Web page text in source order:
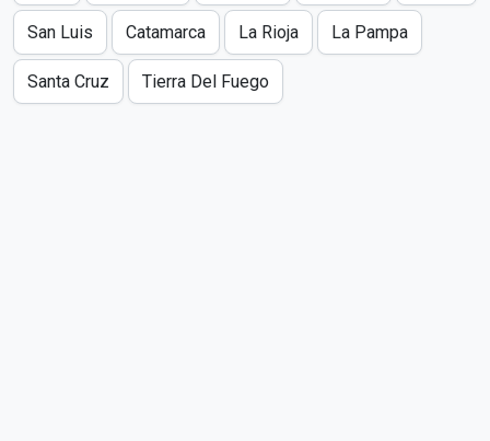
San Luis Catamarca La Rioja La Pampa
Santa Cruz Tierra Del Fuego